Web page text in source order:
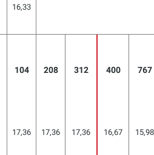
16,33
104 208 312 400 767
17,36 17,36 17,36 16,67 15,98